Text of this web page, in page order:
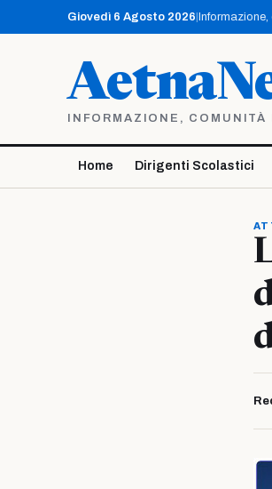
contenuto
Giovedì 6 Agosto 2026
INFORMAZIONE,
Home Dirigenti Scolastici